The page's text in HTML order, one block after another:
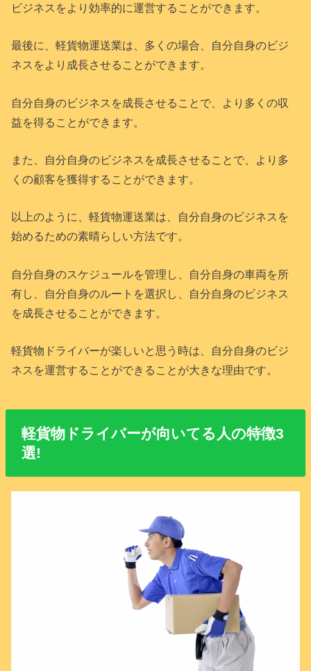
ビジネスをより効率的に運営することができます。
最後に、軽貨物運送業は、多くの場合、自分自身のビジ
ネスをより成長させることができます。
自分自身のビジネスを成長させることで、より多くの収
益を得ることができます。
また、自分自身のビジネスを成長させることで、より多
くの顧客を獲得することができます。
以上のように、軽貨物運送業は、自分自身のビジネスを
始めるための素晴らしい方法です。
自分自身のスケジュールを管理し、自分自身の車両を所
有し、自分自身のルートを選択し、自分自身のビジネス
を成長させることができます。
軽貨物ドライバーが楽しいと思う時は、自分自身のビジ
ネスを運営することができることが大きな理由です。
軽貨物ドライバーが向いてる人の特徴3
選!